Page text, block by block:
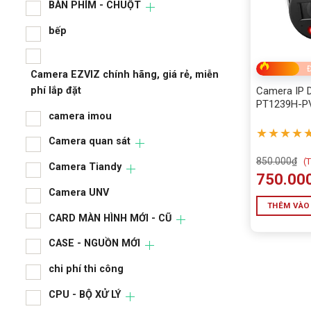
BÀN PHÍM - CHUỘT
bếp
Camera EZVIZ chính hãng, giá rẻ, miễn
phí lắp đặt
camera imou
Camera quan sát
Camera Tiandy
Camera UNV
CARD MÀN HÌNH MỚI - CŨ
CASE - NGUỒN MỚI
chi phí thi công
CPU - BỘ XỬ LÝ
bếp
Camera IP
PT1239H-
thoại hai
850.000₫ (
THÊM VÀO